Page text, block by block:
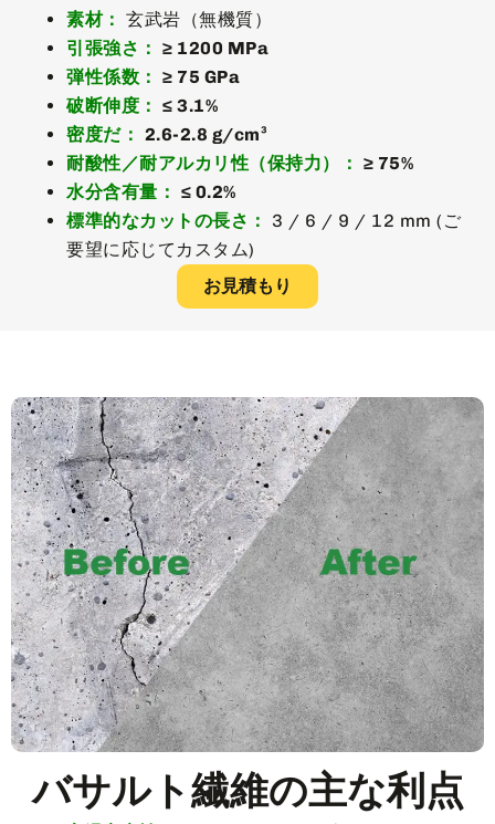
素材： 玄武岩（無機質）
引張強さ： ≥ 1200 MPa
弾性係数： ≥ 75 GPa
破断伸度： ≤ 3.1%
密度だ： 2.6-2.8 g/cm³
耐酸性／耐アルカリ性（保持力）： ≥ 75%
水分含有量： ≤ 0.2%
標準的なカットの長さ：
3 / 6 / 9 / 12 mm (ご
要望に応じてカスタム)
お見積もり
バサルト繊維の主な利点